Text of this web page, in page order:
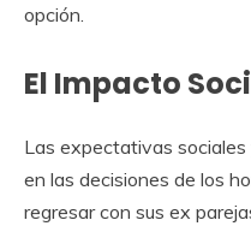
opción.
El Impacto
Las expectativas
en las decisiones de los
regresar con sus ex